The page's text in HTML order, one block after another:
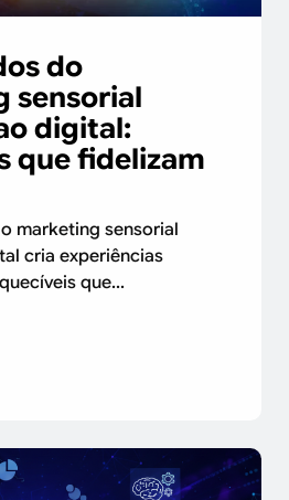
do
sensorial
digital:
que fidelizam
marketing sensorial
cria experiências
que...